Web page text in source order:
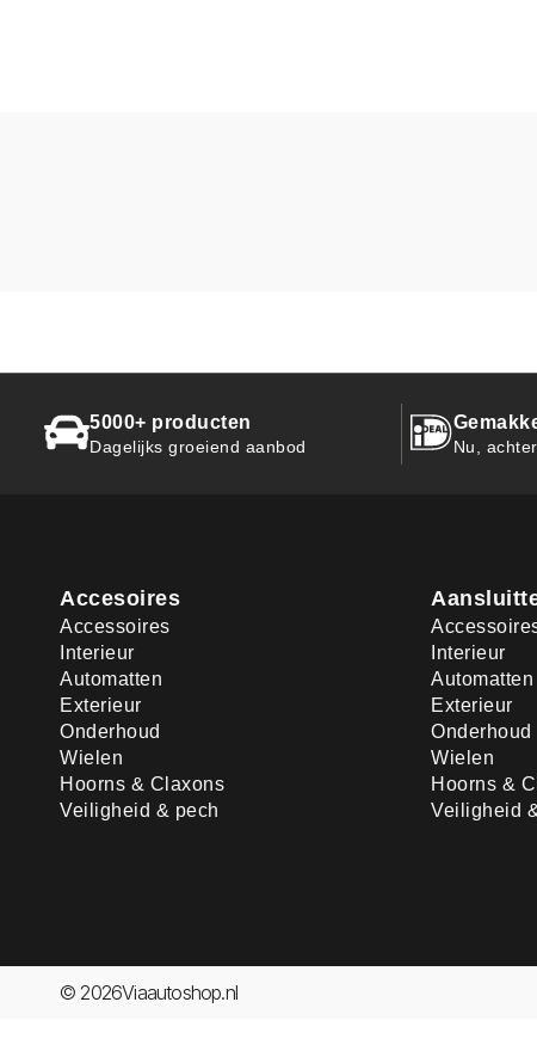
5000+ producten
Dagelijks groeiend aanbod Nu,
Accesoires
Accessoires
Interieur
Automatten
Exterieur
Onderhoud
Wielen
Hoorns & Claxons
Veiligheid & pech
Interieur
Automatten
Exterieur
Onderhoud
Wielen
Hoorns &
Veiligheid
© 2026Viaautoshop.nl